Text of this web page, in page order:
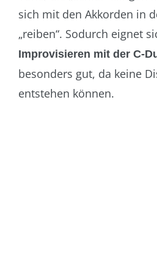
sich mit den Akkorden in
„reiben“. Sodurch eignet
Improvisieren mit der C-
besonders gut, da keine
entstehen können.